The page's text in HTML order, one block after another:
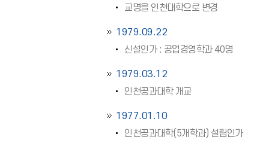
교명을 인천대학으로 변경
1979.09.22
신설인가 : 공업경영학과 40명
1979.03.12
인천공과대학 개교
1977.01.10
인천공과대학(5개학과) 설립인가